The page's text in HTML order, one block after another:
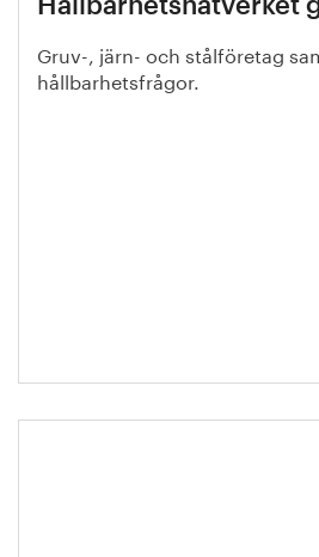
Hållbarhetsnätverket
Gruv-, järn- och stålföretag
hållbarhetsfrågor.